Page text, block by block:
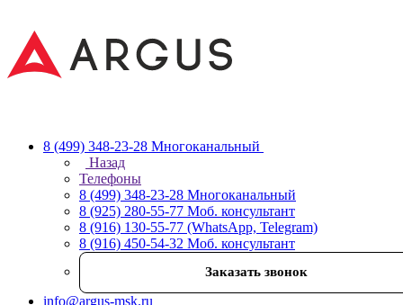
8 (499) 348-23-28 Многоканальный
Назад
Телефоны
8 (499) 348-23-28 Многоканальный
8 (925) 280-55-77 Моб. консультант
8 (916) 130-55-77 (WhatsApp, Telegram)
8 (916) 450-54-32 Моб. консультант
Заказать звонок
info@argus-msk.ru